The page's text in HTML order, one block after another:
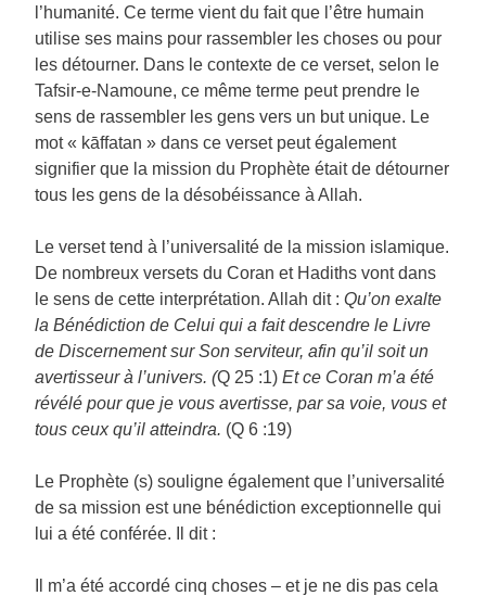
l’humanité. Ce terme vient du fait que l’être humain
utilise ses mains pour rassembler les choses ou pour
les détourner. Dans le contexte de ce verset, selon le
Tafsir-e-Namoune, ce même terme peut prendre le
sens de rassembler les gens vers un but unique. Le
mot « kāffatan » dans ce verset peut également
signifier que la mission du Prophète était de détourner
tous les gens de la désobéissance à Allah.
Le verset tend à l’universalité de la mission islamique.
De nombreux versets du Coran et Hadiths vont dans
le sens de cette interprétation. Allah dit : Qu’on exalte
la Bénédiction de Celui qui a fait descendre le Livre
de Discernement sur Son serviteur, afin qu’il soit un
avertisseur à l’univers. (Q 25 :1) Et ce Coran m’a été
révélé pour que je vous avertisse, par sa voie, vous et
tous ceux qu’il atteindra. (Q 6 :19)
Le Prophète (s) souligne également que l’universalité
de sa mission est une bénédiction exceptionnelle qui
lui a été conférée. Il dit :
Il m’a été accordé cinq choses – et je ne dis pas cela